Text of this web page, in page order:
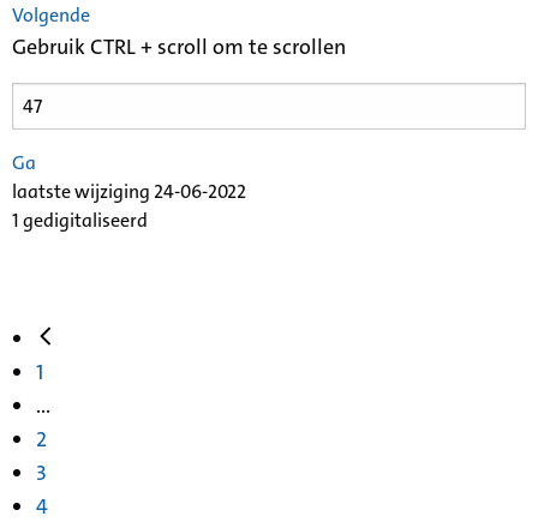
Volgende
Gebruik CTRL + scroll om te scrollen
Ga
laatste wijziging 24-06-2022
1 gedigitaliseerd
1
...
2
3
4